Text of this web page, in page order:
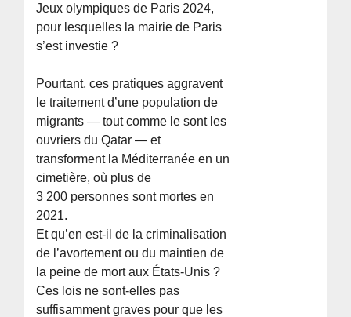
Jeux olympiques de Paris 2024,
pour lesquelles la mairie de Paris
s’est investie ?
Pourtant, ces pratiques aggravent
le traitement d’une population de
migrants — tout comme le sont les
ouvriers du Qatar — et
transforment la Méditerranée en un
cimetière, où plus de
3 200 personnes sont mortes en
2021.
Et qu’en est-il de la criminalisation
de l’avortement ou du maintien de
la peine de mort aux États-Unis ?
Ces lois ne sont-elles pas
suffisamment graves pour que les